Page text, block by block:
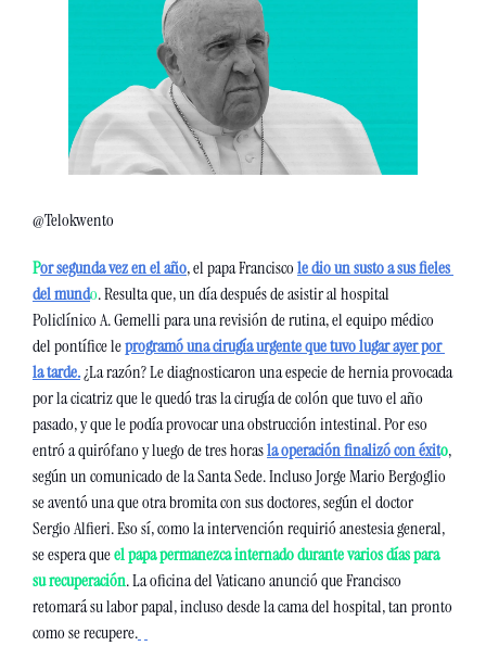
@Telokwento
Por segunda vez en el año, el papa Francisco le dio un susto a sus fieles
del mundo. Resulta que, un día después de asistir al hospital
Policlínico A. Gemelli para una revisión de rutina, el equipo médico
del pontífice le programó una cirugía urgente que tuvo lugar ayer por
la tarde. ¿La razón? Le diagnosticaron una especie de hernia provocada
por la cicatriz que le quedó tras la cirugía de colón que tuvo el año
pasado, y que le podía provocar una obstrucción intestinal. Por eso
entró a quirófano y luego de tres horas la operación finalizó con éxito,
según un comunicado de la Santa Sede. Incluso Jorge Mario Bergoglio
se aventó una que otra bromita con sus doctores, según el doctor
Sergio Alfieri. Eso sí, como la intervención requirió anestesia general,
se espera que el papa permanezca internado durante varios días para
su recuperación. La oficina del Vaticano anunció que Francisco
retomará su labor papal, incluso desde la cama del hospital, tan pronto
como se recupere.